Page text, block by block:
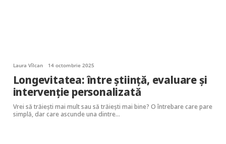
Laura Vîlcan 14 octombrie 2025
Longevitatea: între știință, evaluare și
intervenție personalizată
Vrei să trăiești mai mult sau să trăiești mai bine? O întrebare care pare
simplă, dar care ascunde una dintre…